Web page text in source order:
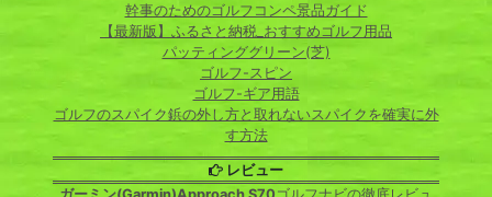
幹事のためのゴルフコンペ景品ガイド
【最新版】ふるさと納税_おすすめゴルフ用品
パッティンググリーン(芝)
ゴルフ-スピン
ゴルフ-ギア用語
ゴルフのスパイク鋲の外し方と取れないスパイクを確実に外
す方法
レビュー